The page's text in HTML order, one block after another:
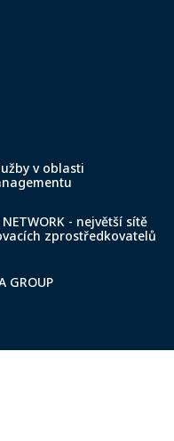
v oblasti
- největší sítě
zprostředkovatelů
GROUP